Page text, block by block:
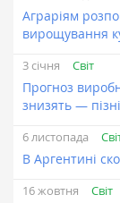
Аграріям
вирощування
3 січня Світ
Прогноз
знизять —
6 листопада
В Аргентині
16 жовтня Світ